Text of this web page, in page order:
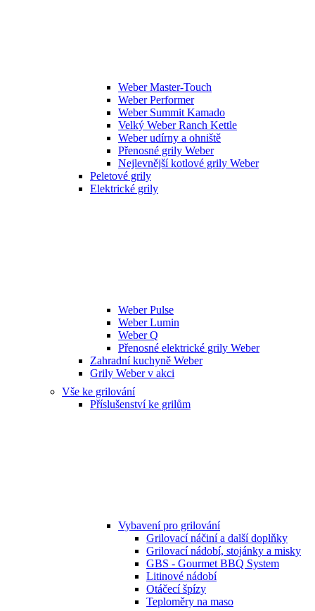
Weber Master-Touch
Weber Performer
Weber Summit Kamado
Velký Weber Ranch Kettle
Weber udírny a ohniště
Přenosné grily Weber
Nejlevnější kotlové grily Weber
Peletové grily
Elektrické grily
Weber Pulse
Weber Lumin
Weber Q
Přenosné elektrické grily Weber
Zahradní kuchyně Weber
Grily Weber v akci
Vše ke grilování
Příslušenství ke grilům
Vybavení pro grilování
Grilovací náčiní a další doplňky
Grilovací nádobí, stojánky a misky
GBS - Gourmet BBQ System
Litinové nádobí
Otáčecí špízy
Teploměry na maso